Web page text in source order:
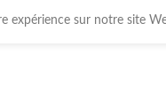
expérience sur notre site